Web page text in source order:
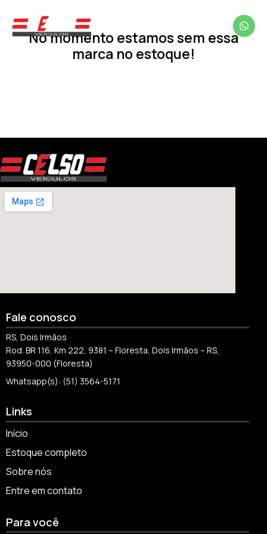
No momento estamos sem essa
marca no estoque!
Fale conosco
RS, Dois Irmãos
Rod. BR 116, Km 222, 9381 – Floresta, Dois Irmãos – RS,
93950-000 (Floresta)
Whatsapp(s): (51) 3564-5171
Links
Início
Estoque completo
Sobre nós
Entre em contato
Para você